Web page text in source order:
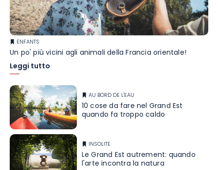
ENFANTS
Un po' più vicini agli animali della Francia orientale!
Leggi tutto
AU BORD DE L'EAU
10 cose da fare nel Grand Est
quando fa troppo caldo
INSOLITE
Le Grand Est autrement: quando
l'arte incontra la natura